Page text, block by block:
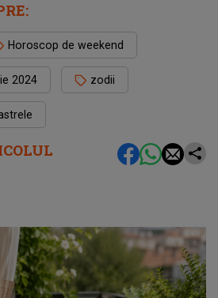
Horoscop de weekend
2024 zodii